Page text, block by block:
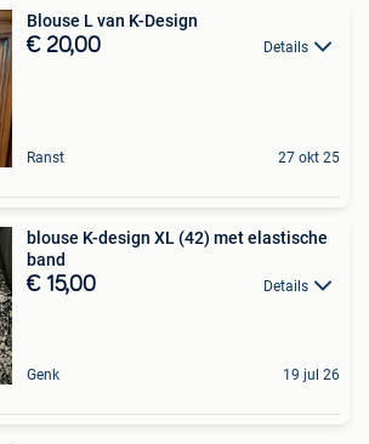
Blouse L van K-Design
€ 20,00 Details
Ranst 27 okt 25
blouse K-design XL (42) met elastische
band
€ 15,00 Details
Genk 19 jul 26